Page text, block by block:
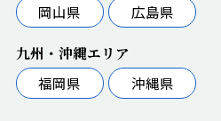
岡山県
広島県
九州・沖縄エリア
福岡県
沖縄県